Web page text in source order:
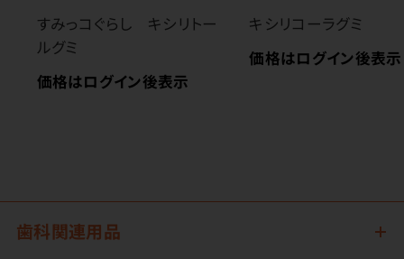
すみっコぐらし キシリトー
ルグミ
価格はログイン後表示
キシリコーラグミ
価格はログイン後表示
歯科関連用品